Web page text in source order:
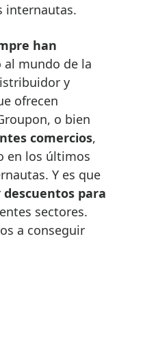
internautas.
han
mundo de la
y
ofrecen
o bien
comercios,
en los últimos
Y es que
descuentos para
sectores.
a conseguir